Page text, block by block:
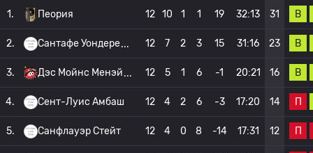
1. Пеория 12 10 1 1 19 32:13 31 В
2. Сантафе Уондере 12 7 2 3 15 31:16 23 В
3. Дэс Мойнс Менэй 12 5 1 6 -1 20:21 16 В
4. Сент-Луис Амбаш 12 4 2 6 -3 17:20 14 П
5. Санфлауэр Стейт 12 4 0 8 -14 17:31 12 П